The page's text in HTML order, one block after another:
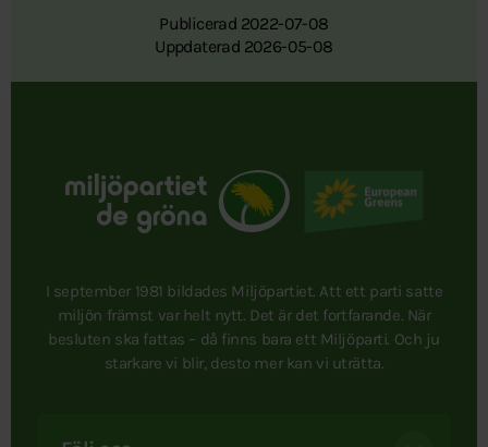
Publicerad 2022-07-08
Uppdaterad 2026-05-08
I september 1981 bildades Miljöpartiet. Att ett parti satte
miljön främst var helt nytt. Det är det fortfarande. När
besluten ska fattas – då finns bara ett Miljöparti. Och ju
starkare vi blir, desto mer kan vi uträtta.